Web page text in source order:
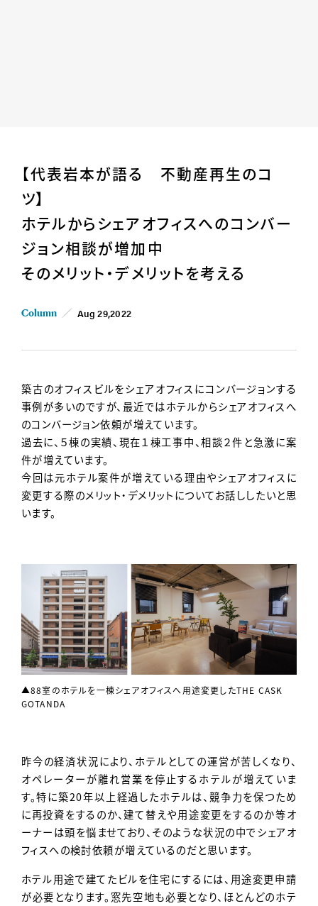
【代表岩本が語る 不動産再生のコ
ツ】
ホテルからシェアオフィスへのコンバー
ジョン相談が増加中
そのメリット・デメリットを考える
Column Aug 29,2022
築古のオフィスビルをシェアオフィスにコンバージョンする
事例が多いのですが、最近ではホテルからシェアオフィスへ
のコンバージョン依頼が増えています。
過去に、５棟の実績、現在１棟工事中、相談２件と急激に案
件が増えています。
今回は元ホテル案件が増えている理由やシェアオフィスに
変更する際のメリット・デメリットについてお話ししたいと思
います。
▲88室のホテルを一棟シェアオフィスへ用途変更したTHE CASK
GOTANDA
昨今の経済状況により、ホテルとしての運営が苦しくなり、
オペレーターが離れ営業を停止するホテルが増えていま
す。特に築20年以上経過したホテルは、競争力を保つため
に再投資をするのか、建て替えや用途変更をするのか等オ
ーナーは頭を悩ませており、そのような状況の中でシェアオ
フィスへの検討依頼が増えているのだと思います。
ホテル用途で建てたビルを住宅にするには、用途変更申請
が必要となります。窓先空地も必要となり、ほとんどのホテ
Business
For Owner
Works
Cases
Company
Career/Recruit
Movies
SDGs
Contact